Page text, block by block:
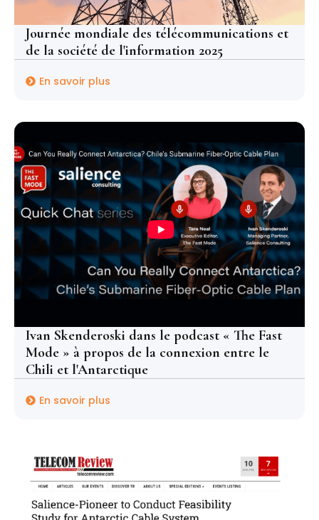
Journée mondiale des télécommunications et
de la société de l'information 2025
En savoir plus
Ivan Skenderoski dans le podcast « The Fast
Mode » à propos de la connexion entre le
Chili et l'Antarctique
En savoir plus